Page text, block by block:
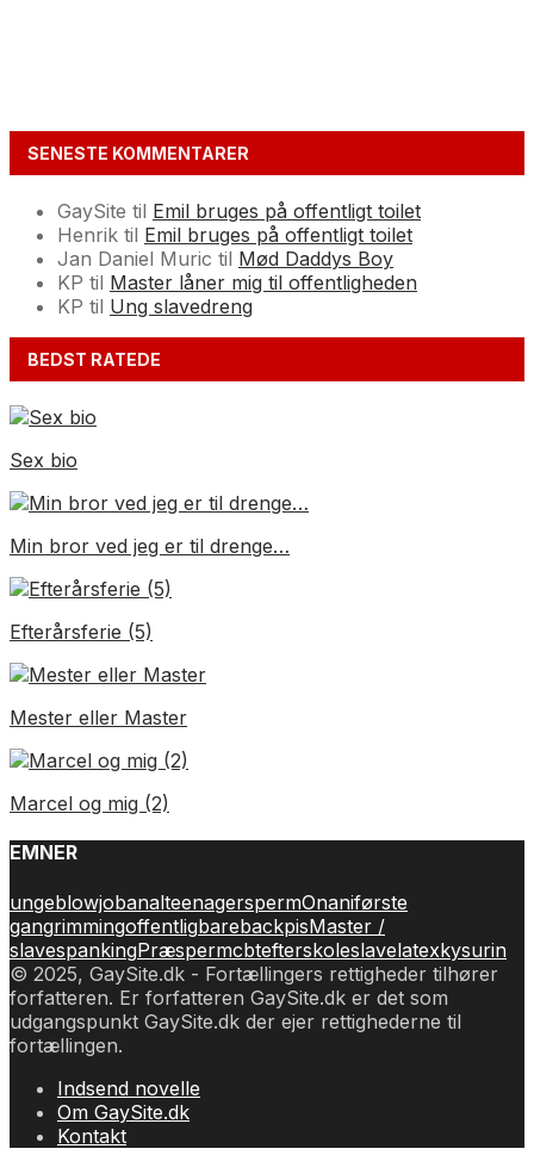
SENESTE KOMMENTARER
GaySite til Emil bruges på offentligt toilet
Henrik til Emil bruges på offentligt toilet
Jan Daniel Muric til Mød Daddys Boy
KP til Master låner mig til offentligheden
KP til Ung slavedreng
BEDST RATEDE
Sex bio
Min bror ved jeg er til drenge…
Efterårsferie (5)
Mester eller Master
Marcel og mig (2)
EMNER
ungeblowjobanalteenagerspermOnaniførste
gangrimmingoffentligbarebackpisMaster /
slavespankingPræspermcbtefterskoleslavelatexkysurin
© 2025, GaySite.dk - Fortællingers rettigheder tilhører
forfatteren. Er forfatteren GaySite.dk er det som
udgangspunkt GaySite.dk der ejer rettighederne til
fortællingen.
Indsend novelle
Om GaySite.dk
Kontakt